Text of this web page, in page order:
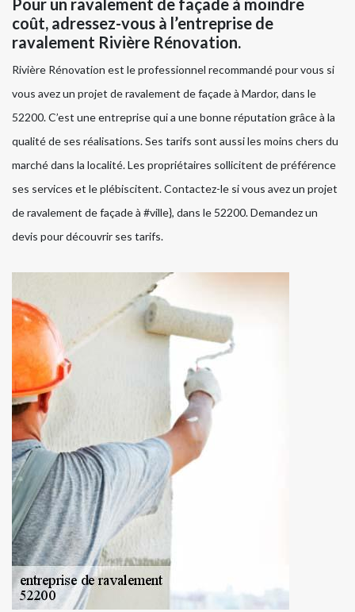
Pour un ravalement de façade à moindre
coût, adressez-vous à l’entreprise de
ravalement Rivière Rénovation.
Rivière Rénovation est le professionnel recommandé pour vous si
vous avez un projet de ravalement de façade à Mardor, dans le
52200. C’est une entreprise qui a une bonne réputation grâce à la
qualité de ses réalisations. Ses tarifs sont aussi les moins chers du
marché dans la localité. Les propriétaires sollicitent de préférence
ses services et le plébiscitent. Contactez-le si vous avez un projet
de ravalement de façade à #ville}, dans le 52200. Demandez un
devis pour découvrir ses tarifs.